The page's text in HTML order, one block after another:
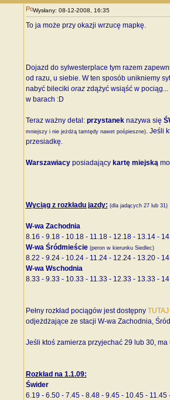
Wysłany: 08-12-2008, 16:35
To ja może przy okazji wrzucę mapkę.
Dojazd do sylwesterplace tym razem
od razu, u siebie. W ten sposób unikniemy
nabyć bileciki orazzdążyć wsiąść w pociąg...
w barach :D
Teraz ważny detal: przystaneknazywa się
mniejszy i nie jeżdżą tamtędy nawet pośpieszne). Jeśli
przesiadkę.
Warszawiacyposiadający kartę miejską
Wyciąg z rozkładu jazdy: (dla jadących 27 lub 31)
W-wa Zachodnia
8.16 - 9.18 - 10.18 - 11.18 - 12.18 - 13.14 -
W-wa Śródmieście (peron w kierunku Siedlec)
8.22 - 9.24 - 10.24 - 11.24 - 12.24 - 13.20 -
W-wa Wschodnia
8.33 - 9.33 - 10.33 - 11.33 - 12.33 - 13.33 -
Pełny rozkład pociągów jest dostępny TUTAJ
odjeżdżające ze stacji W-wa Zachodnia,
Jeśli ktoś zamierza przyjechać 29 lub 30,
Rozkład na 1.1.09:
Świder
6.19 - 6.50 - 7.45 - 8.48 - 9.45 - 10.45 -